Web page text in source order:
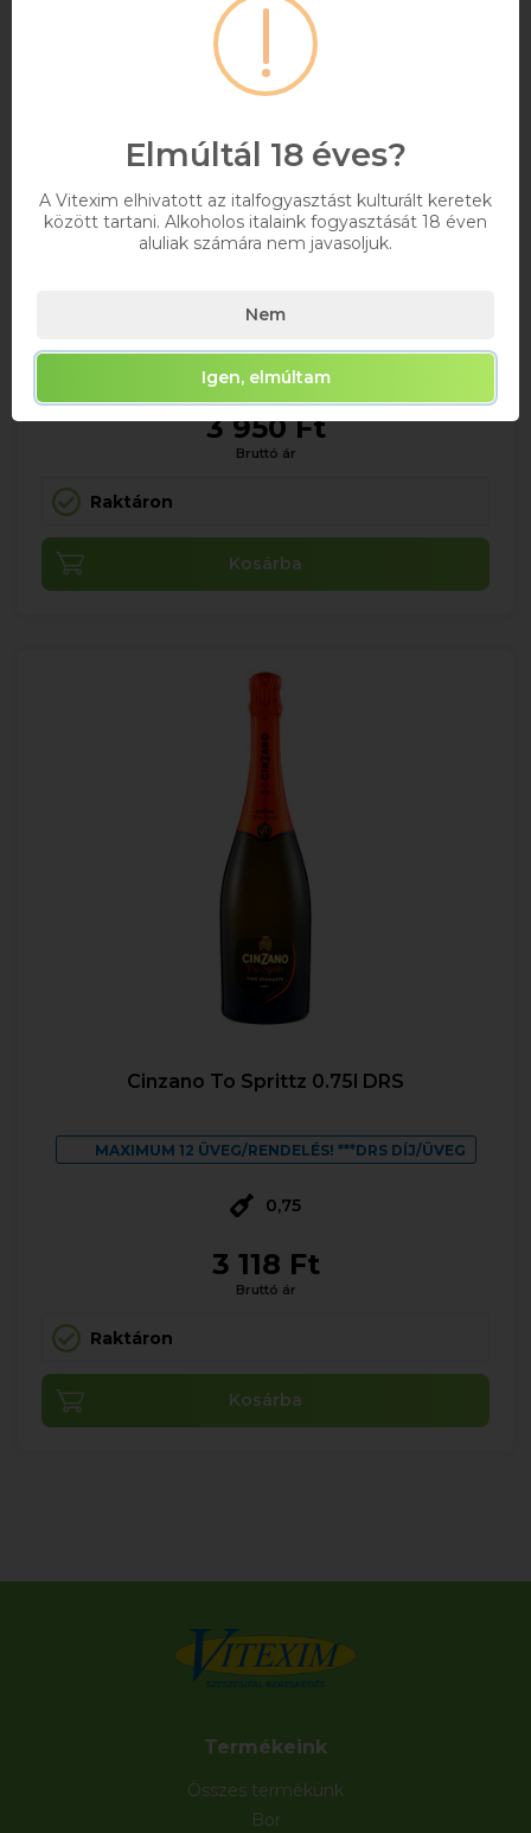
Cinzano Prosecco 0.75l DRS
MAXIMUM 12 ÜVEG/RENDELÉS! ***DRS DÍJ/ÜVEG
0,75
3 950 Ft
Bruttó ár
Raktáron
Kosárba
Cinzano To Sprittz 0.75l DRS
MAXIMUM 12 ÜVEG/RENDELÉS! ***DRS DÍJ/ÜVEG
0,75
3 118 Ft
Bruttó ár
Raktáron
Kosárba
Termékeink
Összes termékünk
Bor
Elmúltál 18 éves?
A Vitexim elhivatott az italfogyasztást kulturált keretek
között tartani. Alkoholos italaink fogyasztását 18 éven
aluliak számára nem javasoljuk.
Nem
Igen, elmúltam